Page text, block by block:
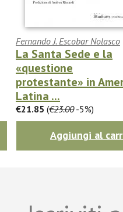
Fernando J. Escobar Nolasco
La Santa Sede e la
«questione
protestante» in
Latina ...
€21.85 (€23.00-5%)
Aggiungi al